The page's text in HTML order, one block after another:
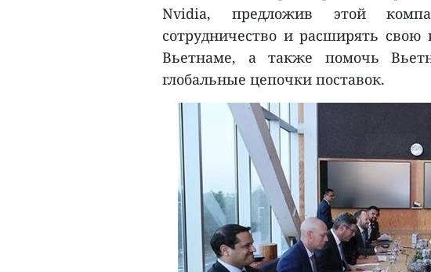
Nvidia, предложив этой
сотрудничество и расширять свою
Вьетнаме, а также помочь
глобальные цепочки поставок.